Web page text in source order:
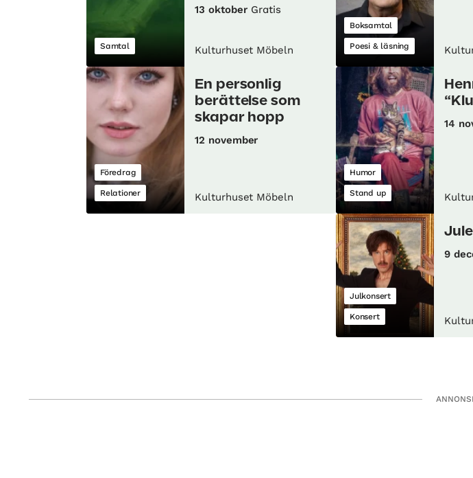
Samtal
13 oktober Gratis
Kulturhuset Möbeln
Boksamtal
Poesi & läsning
Föredrag
Relationer
En personlig
berättelse som
skapar hopp
12 november
Kulturhuset Möbeln
Humor
Stand up
14
Julkonsert
Konsert
9